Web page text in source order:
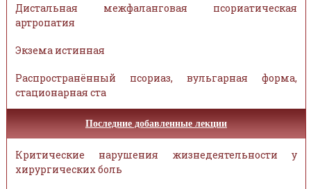
Дистальная межфаланговая псориатическая
артропатия
Экзема истинная
Распространённый псориаз, вульгарная форма,
стационарная ста
Последние добавленные лекции
Критические нарушения жизнедеятельности у
хирургических боль